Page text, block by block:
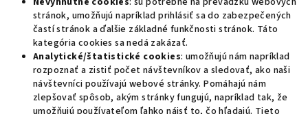
stránok, umožňujú napríklad prihlásiť sa do zabezpečených
častí stránok a ďalšie základné funkčnosti stránok. Táto
kategória cookies sa nedá zakázať.
Analytické/štatistické cookies: umožňujú nám napríklad
rozpoznať a zistiť počet návštevníkov a sledovať, ako naši
návštevníci používajú webové stránky. Pomáhajú nám
zlepšovať spôsob, akým stránky fungujú, napríklad tak, že
umožňujú používateľom ľahko nájsť to, čo hľadajú. Tieto